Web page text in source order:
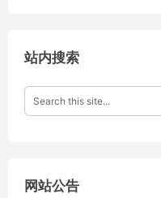
站内搜索
网站公告